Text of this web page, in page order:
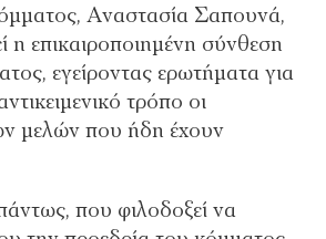
Αναστασία Σαπουνά,
η επικαιροποιημένη σύνθεση
εγείροντας ερωτήματα για
τρόπο οι
μελών που ήδη έχουν
που φιλοδοξεί να